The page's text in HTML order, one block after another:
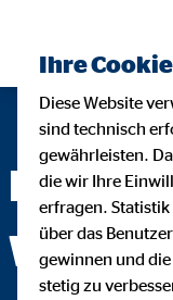
Martin
Wagner
Ihre
Diese Website
sind technisch
gewährleisten.
die wir Ihre
erfragen.
über das
gewinnen und
stetig zu